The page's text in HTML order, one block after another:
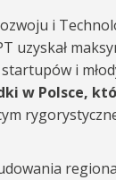
i
uzyskał
i
w Polsce,